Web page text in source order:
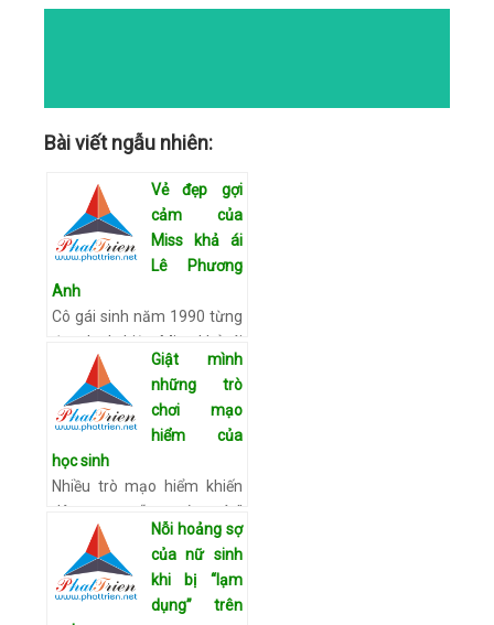
Bài viết ngẫu nhiên:
Vẻ đẹp gợi
cảm của
Miss khả ái
Lê Phương
Anh
Cô gái sinh năm 1990 từng
đạt danh hiệu Miss khả ái
ĐH Sân khấu điện ảnh năm
2010, Hoa khôi MXH
TamTay 2010... Mặc dù tốt
nghiệp Khoa thiết kế mỹ
thu…Xem chi tiết
Giật mình
những trò
chơi mạo
hiểm của
học sinh
Nhiều trò mạo hiểm khiến
dân mạng “rợn tóc gáy”
Thời gian gần đây liên tục
xuất hiện nhiều hình ảnh về
những trò đùa của học sinh
khiến cộng đồng mạ…
Xem
Nỗi hoảng sợ
của nữ sinh
khi bị “lạm
dụng” trên